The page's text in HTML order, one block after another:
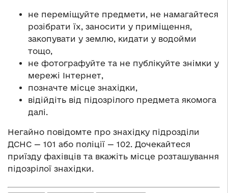
не переміщуйте предмети, не намагайтеся
розібрати їх, заносити у приміщення,
закопувати у землю, кидати у водойми
тощо,
не фотографуйте та не публікуйте знімки у
мережі Інтернет,
позначте місце знахідки,
відійдіть від підозрілого предмета якомога
далі.
Негайно повідомте про знахідку підрозділи
ДСНС — 101 або поліції — 102. Дочекайтеся
приїзду фахівців та вкажіть місце розташування
підозрілої знахідки.